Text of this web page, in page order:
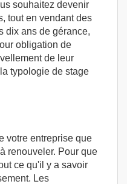
souhaitez devenir
tout en vendant des
dix ans de gérance,
obligation de
de leur
typologie de stage
votre entreprise que
renouveler. Pour que
ce qu'il y a savoir
Les